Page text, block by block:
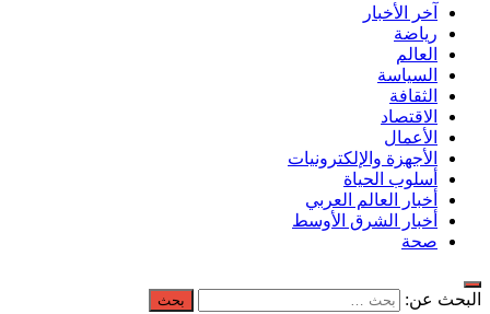
لايف نيوز
آخر الأخبار العاجلة لحظة بلحظة من العالم العربي والعالم
آخر الأخبار
رياضة
العالم
السياسة
الثقافة
الاقتصاد
الأعمال
الأجهزة والإلكترونيات
أسلوب الحياة
أخبار العالم العربي
أخبار الشرق الأوسط
صحة
البحث عن: